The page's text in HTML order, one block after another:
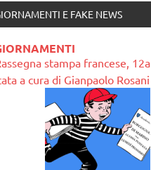
E FAKE NEWS
stampa francese, 12a
a cura di Gianpaolo Rosani